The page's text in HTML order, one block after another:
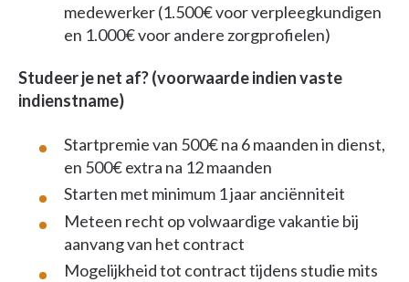
medewerker (1.500€ voor verpleegkundigen
en 1.000€ voor andere zorgprofielen)
Studeer je net af? (voorwaarde indien vaste
indienstname)
Startpremie van 500€ na 6 maanden in dienst,
en 500€ extra na 12 maanden
Starten met minimum 1 jaar anciënniteit
Meteen recht op volwaardige vakantie bij
aanvang van het contract
Mogelijkheid tot contract tijdens studie mits